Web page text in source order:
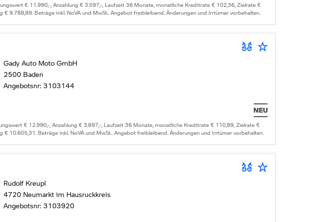
€ 11.990,-, Anzahlung € 3.597,-, Laufzeit 36 Monate, monatliche Kreditrate € 102,36, Zielrate €
9.788,89. Beträge inkl. NoVA und MwSt.. Angebot freibleibend. Änderungen und Irrtümer vorbehalten.
Gady Auto Moto GmbH
2500 Baden
Angebotsnr: 3103144
€ 12.990,-, Anzahlung € 3.897,-, Laufzeit 36 Monate, monatliche Kreditrate € 110,89, Zielrate €
10.605,31. Beträge inkl. NoVA und MwSt.. Angebot freibleibend. Änderungen und Irrtümer vorbehalten.
Rudolf Kreupl
4720 Neumarkt im Hausruckkreis
Angebotsnr: 3103920